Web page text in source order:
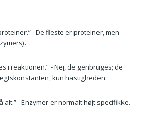
- De fleste er proteiner, men
i reaktionen.” - Nej, de genbruges; de
kun hastigheden.
alt.” - Enzymer er normalt højt specifikke.